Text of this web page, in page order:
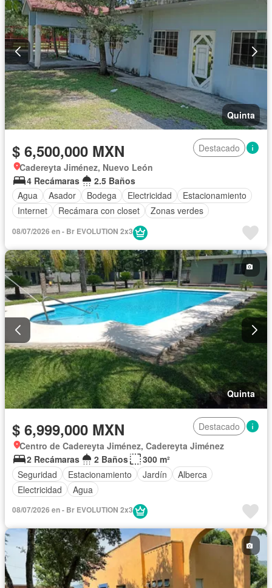
Quinta
$ 6,500,000 MXN
Destacado
Cadereyta Jiménez, Nuevo León
4 Recámaras
2.5 Baños
Agua
Asador Bodega Electricidad
Estacionamiento
Internet
Recámara con closet Zonas verdes
08/07/2026 en - Br EVOLUTION 2x3
Quinta
$ 6,999,000 MXN
Destacado
Centro de Cadereyta Jiménez, Cadereyta Jiménez
2 Recámaras
2 Baños
300 m²
Seguridad
Estacionamiento Jardín
Alberca
Electricidad
Agua
08/07/2026 en - Br EVOLUTION 2x3